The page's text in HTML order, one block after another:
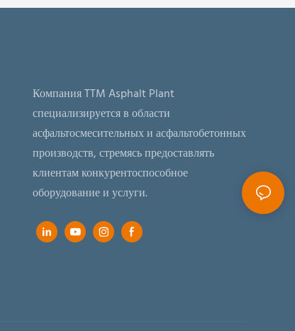
Компания TTM Asphalt Plant
специализируется в области
асфальтосмесительных и асфальтобетонных
производств, стремясь предоставлять
клиентам конкурентоспособное
оборудование и услуги.